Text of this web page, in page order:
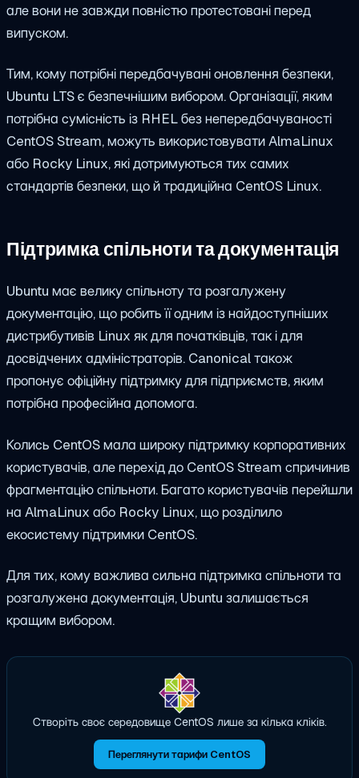
але вони не завжди повністю протестовані перед
випуском.
Тим, кому потрібні передбачувані оновлення безпеки,
Ubuntu LTS є безпечнішим вибором. Організації, яким
потрібна сумісність із RHEL без непередбачуваності
CentOS Stream, можуть використовувати AlmaLinux
або Rocky Linux, які дотримуються тих самих
стандартів безпеки, що й традиційна CentOS Linux.
Підтримка спільноти та документація
Ubuntu має велику спільноту та розгалужену
документацію, що робить її одним із найдоступніших
дистрибутивів Linux як для початківців, так і для
досвідчених адміністраторів. Canonical також
пропонує офіційну підтримку для підприємств, яким
потрібна професійна допомога.
Колись CentOS мала широку підтримку корпоративних
користувачів, але перехід до CentOS Stream спричинив
фрагментацію спільноти. Багато користувачів перейшли
на AlmaLinux або Rocky Linux, що розділило
екосистему підтримки CentOS.
Для тих, кому важлива сильна підтримка спільноти та
розгалужена документація, Ubuntu залишається
кращим вибором.
Створіть своє середовище CentOS лише за кілька кліків.
Переглянути тарифи CentOS